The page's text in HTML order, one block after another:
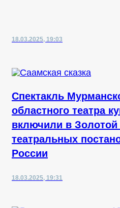
18.03.2025, 19:03
Спектакль
областного театра
включили в
театральных
России
18.03.2025, 19:31